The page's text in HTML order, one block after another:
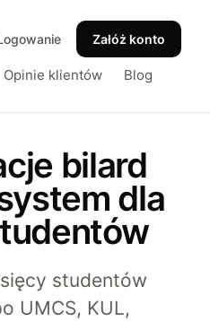
Załóż konto
Opinie klientów Blog
bilard
dla
studentów
UMCS, KUL,